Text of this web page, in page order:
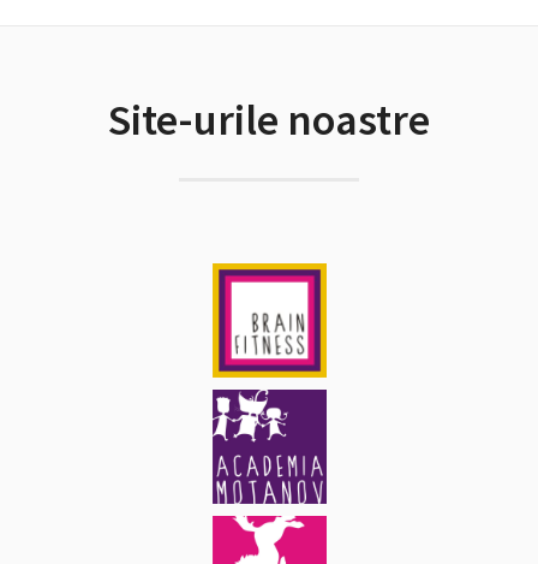
Site-urile noastre